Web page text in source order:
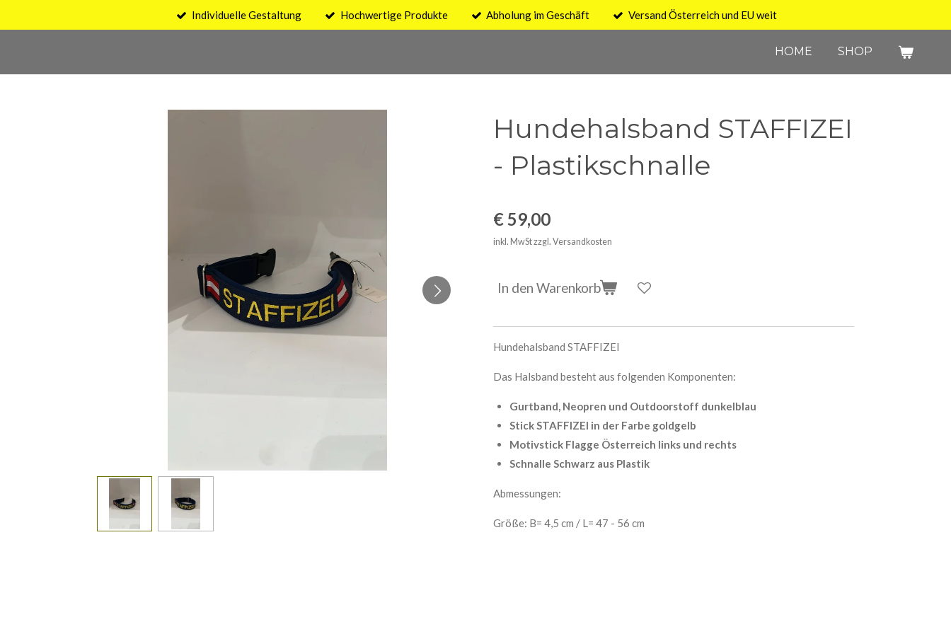
Individuelle Gestaltung Hochwertige Produkte Abholung im Geschäft Versand Österreich und EU weit
HOME SHOP
Hundehalsband STAFFIZEI
- Plastikschnalle
€ 59,00
inkl. MwSt zzgl. Versandkosten
In den Warenkorb
Hundehalsband STAFFIZEI
Das Halsband besteht aus folgenden Komponenten:
Gurtband, Neopren und Outdoorstoff dunkelblau
Stick STAFFIZEI in der Farbe goldgelb
Motivstick Flagge Österreich links und rechts
Schnalle Schwarz aus Plastik
Abmessungen:
Größe: B= 4,5 cm / L= 47 - 56 cm